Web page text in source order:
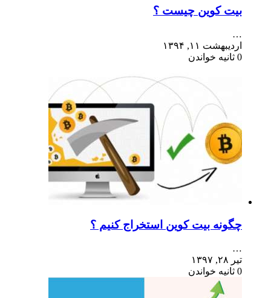
بیت کوین چیست ؟
…
اردیبهشت ۱۱, ۱۳۹۴
0 ثانیه خواندن
چگونه بیت کوین استخراج کنیم ؟
…
تیر ۲۸, ۱۳۹۷
0 ثانیه خواندن